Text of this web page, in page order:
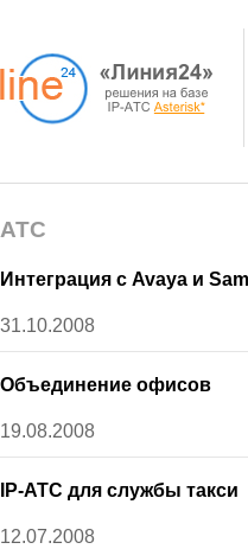
АТС
Интеграция с Avaya и
31.10.2008
Объединение офисов
19.08.2008
IP-АТС для службы такси
12.07.2008